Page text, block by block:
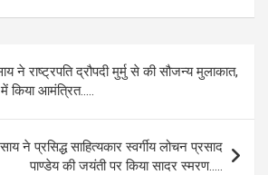
e
gr
a
m
ail py
Li
n
k
ar
ने राष्ट्रपति द्रौपदी मुर्मु से की सौजन्य मुलाकात,
किया आमंत्रित…..
ने प्रसिद्ध साहित्यकार स्वर्गीय लोचन प्रसाद
पाण्डेय की जयंती पर किया सादर स्मरण…..